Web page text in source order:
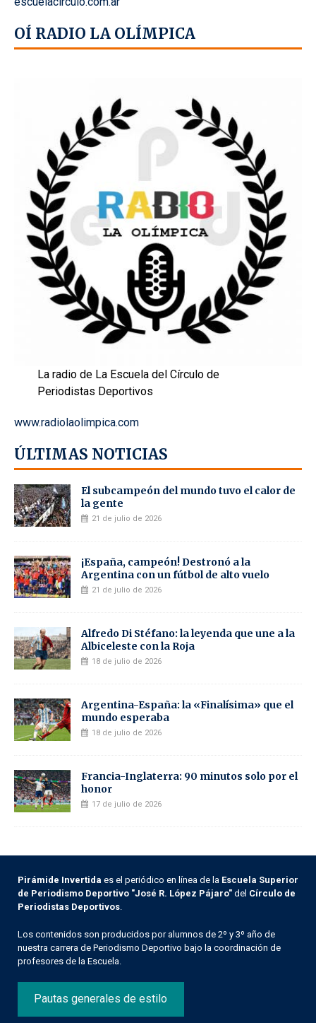
OÍ RADIO LA OLÍMPICA
La radio de La Escuela del Círculo de
Periodistas Deportivos
www.radiolaolimpica.com
ÚLTIMAS NOTICIAS
El subcampeón del mundo tuvo el calor de
la gente
21 de julio de 2026
¡España, campeón! Destronó a la
Argentina con un fútbol de alto vuelo
21 de julio de 2026
Alfredo Di Stéfano: la leyenda que une a la
Albiceleste con la Roja
18 de julio de 2026
Argentina-España: la «Finalísima» que el
mundo esperaba
18 de julio de 2026
Francia-Inglaterra: 90 minutos solo por el
honor
17 de julio de 2026
Pirámide Invertida es el periódico en línea de la Escuela Superior
de Periodismo Deportivo "José R. López Pájaro" del Círculo de
Periodistas Deportivos
Los contenidos son producidos por alumnos de 2º y 3º año de
nuestra carrera de Periodismo Deportivo bajo la coordinación de
profesores de la Escuela.
Pautas generales de estilo